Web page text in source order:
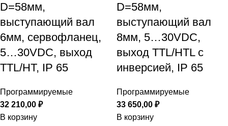
D=58мм,
выступающий вал
6мм, сервофланец,
5…30VDC, выход
TTL/HT, IP 65
Программируемые
32 210,00 ₽
В корзину
D=58мм,
выступающий вал
8мм, 5…30VDC,
выход TTL/HTL с
инверсией, IP 65
Программируемые
33 650,00 ₽
В корзину